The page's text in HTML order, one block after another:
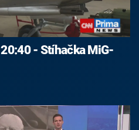
- Stíhačka MiG-